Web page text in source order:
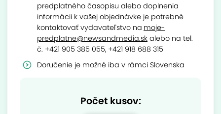
predplatného časopisu alebo doplnenia
informácii k vašej objednávke je potrebné
kontaktovať vydavateľstvo na moje-
predplatne@newsandmedia.sk alebo na tel.
č. +421 905 385 055, +421 918 688 315
Doručenie je možné iba v rámci Slovenska
Počet kusov: